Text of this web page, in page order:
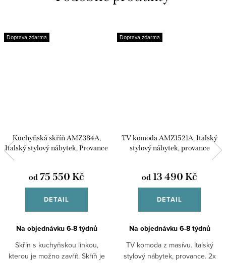
Doprava zdarma
Kuchyňská skříň AMZ384A,
Italský stylový nábytek, Provance
od 75 550 Kč
DETAIL
Na objednávku 6-8 týdnů
Skřín s kuchyňskou linkou,
kterou je možno zavřít. Skříň je
Doprava zdarma
TV komoda AMZ1521A, Italský
stylový nábytek, provance
od 13 490 Kč
DETAIL
Na objednávku 6-8 týdnů
TV komoda z masívu. Italský
stylový nábytek, provance. 2x